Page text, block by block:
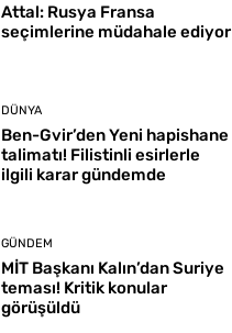
Attal: Rusya Fransa
seçimlerine müdahale ediyor
DÜNYA
Ben-Gvir’den Yeni hapishane
talimatı! Filistinli esirlerle
ilgili karar gündemde
GÜNDEM
MİT Başkanı Kalın’dan Suriye
teması! Kritik konular
görüşüldü